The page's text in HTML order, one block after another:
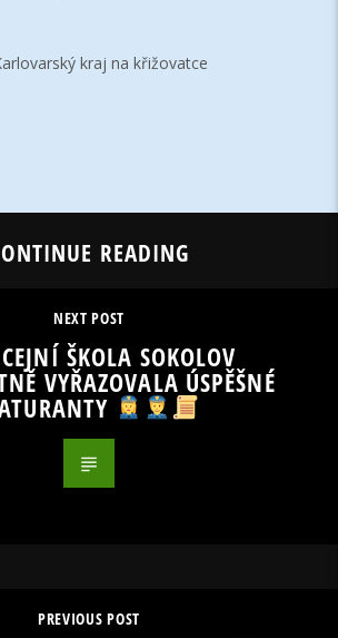
kraj na křižovatce
READING
NEXT POST
ŠKOLA SOKOLOV
VYŘAZOVALA ÚSPĚŠNÉ
PREVIOUS POST